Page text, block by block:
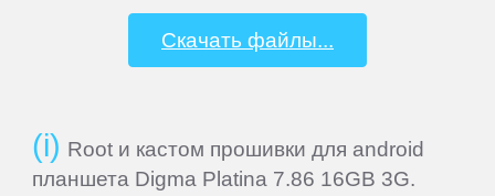
Скачать файлы...
Root и кастом прошивки для android
планшета Digma Platina 7.86 16GB 3G.